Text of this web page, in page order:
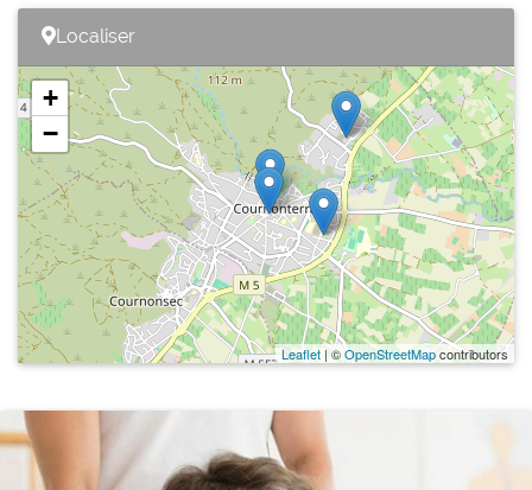
Localiser
+
−
Leaflet| ©OpenStreetMapcontributors